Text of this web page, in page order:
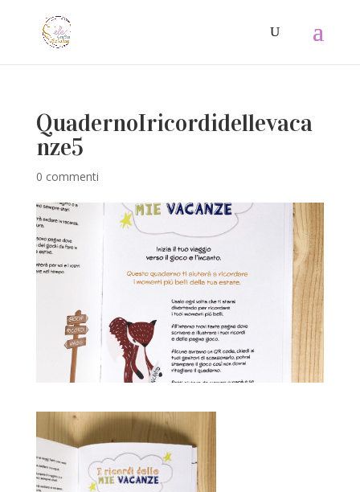
QuadernoIricordidellevaca
nze5
0 commenti